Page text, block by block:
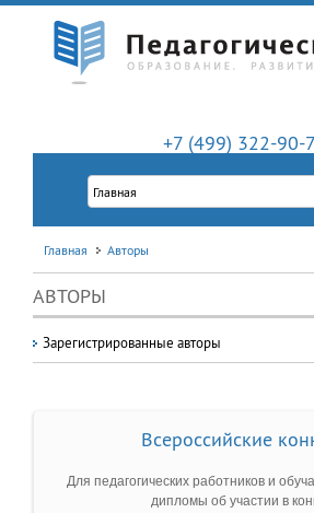
+7 (499) 322-90-
Главная Авторы
АВТОРЫ
Зарегистрированные авторы
Всероссийские
Для педагогических работников и
дипломы об участии в